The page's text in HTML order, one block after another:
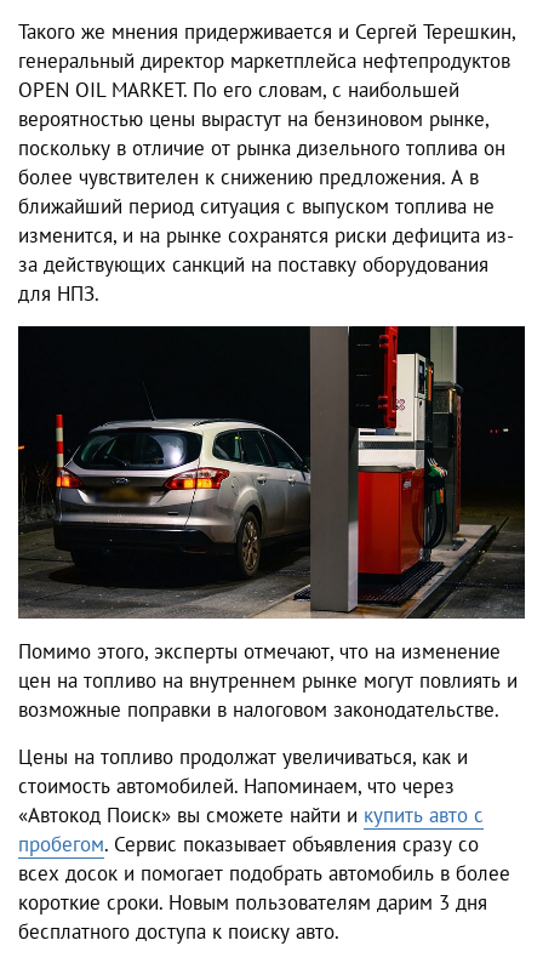
Такого же мнения придерживается и Сергей Терешкин,
генеральный директор маркетплейса нефтепродуктов
OPEN OIL MARKET. По его словам, с наибольшей
вероятностью цены вырастут на бензиновом рынке,
поскольку в отличие от рынка дизельного топлива он
более чувствителен к снижению предложения. А в
ближайший период ситуация с выпуском топлива не
изменится, и на рынке сохранятся риски дефицита из-
за действующих санкций на поставку оборудования
для НПЗ.
Помимо этого, эксперты отмечают, что на изменение
цен на топливо на внутреннем рынке могут повлиять и
возможные поправки в налоговом законодательстве.
Цены на топливо продолжат увеличиваться, как и
стоимость автомобилей. Напоминаем, что через
«Автокод Поиск» вы сможете найти и купить авто с
пробегом. Сервис показывает объявления сразу со
всех досок и помогает подобрать автомобиль в более
короткие сроки. Новым пользователям дарим 3 дня
бесплатного доступа к поиску авто.